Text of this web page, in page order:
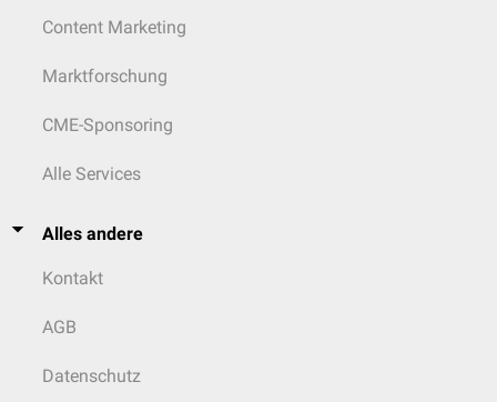
Content Marketing
Marktforschung
CME-Sponsoring
Alle Services
Alles andere
Kontakt
AGB
Datenschutz